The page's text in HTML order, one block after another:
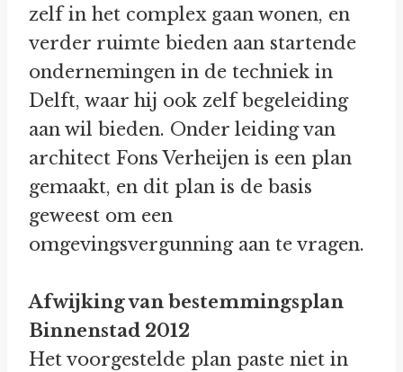
zelf in het complex gaan wonen, en
verder ruimte bieden aan startende
ondernemingen in de techniek in
Delft, waar hij ook zelf begeleiding
aan wil bieden. Onder leiding van
architect Fons Verheijen is een plan
gemaakt, en dit plan is de basis
geweest om een
omgevingsvergunning aan te vragen.
Afwijking van bestemmingsplan
Binnenstad 2012
Het voorgestelde plan paste niet in